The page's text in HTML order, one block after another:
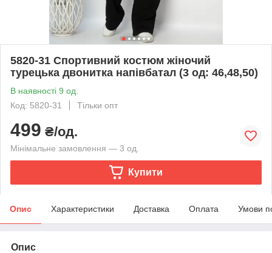
5820-31 Спортивний костюм жіночий
турецька двонитка напівбатал (3 од: 46,48,50)
В наявності 9 од.
Код: 5820-31
Тільки опт
499 ₴/од.
Мінімальне замовлення — 3 од.
Купити
Опис Характеристики Доставка Оплата Умови
Опис